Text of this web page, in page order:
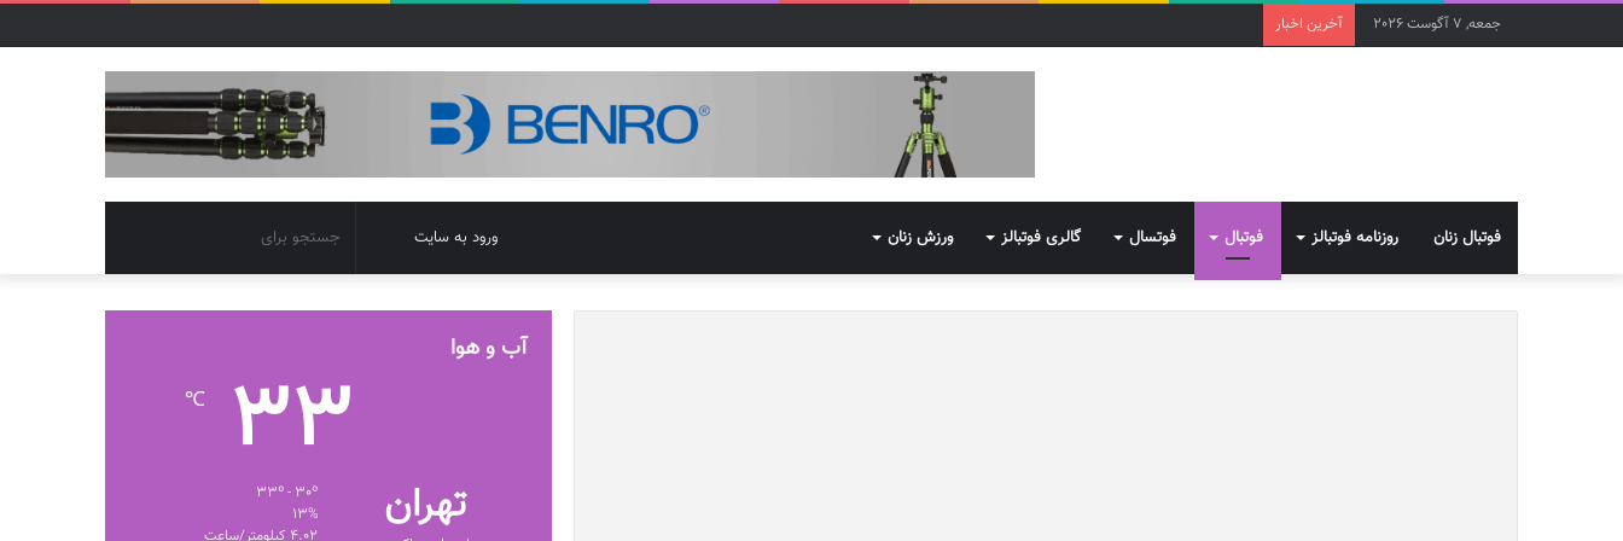
جمعه, 7 آگوست 2026 آخرین اخبار
فوتبال زنان روزنامه فوتبالز فوتبال فوتسال گالری فوتبالز ورزش زنان
برای
تغییر
پوسته
ورود به سایت
آب و هوا
تهران
33
℃
13%
4.02 کیلومتر/ساعت